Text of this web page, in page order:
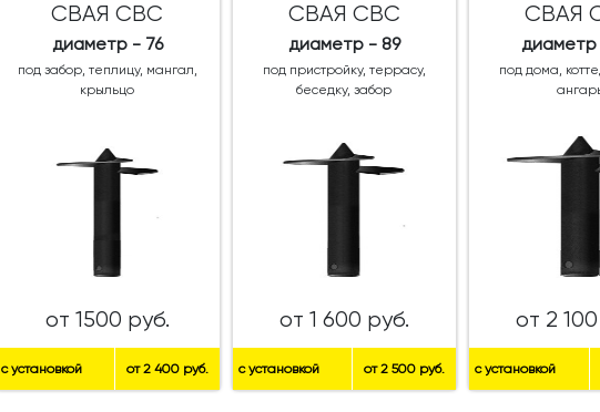
СВАЯ СВС
диаметр - 76
под забор, теплицу, мангал,
крыльцо
от 1500 руб.
с установкой от 2 400 руб.
СВАЯ СВС
диаметр - 89
под пристройку, террасу,
беседку, забор
от 1 600 руб.
с установкой от 2 500 руб.
СВАЯ
диаметр
под дома,
от 2
с установкой